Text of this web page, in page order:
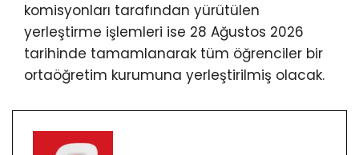
komisyonları tarafından yürütülen
yerleştirme işlemleri ise 28 Ağustos 2026
tarihinde tamamlanarak tüm öğrenciler bir
ortaöğretim kurumuna yerleştirilmiş olacak.